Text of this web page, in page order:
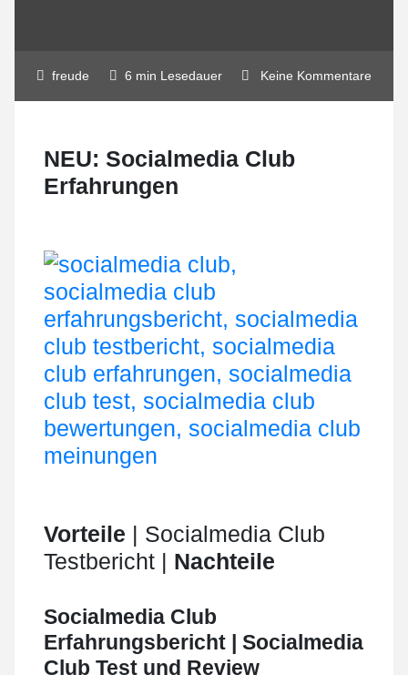
freude 6 min Lesedauer Keine Kommentare
NEU: Socialmedia Club
Erfahrungen
Vorteile | Socialmedia Club
Testbericht | Nachteile
Socialmedia Club
Erfahrungsbericht | Socialmedia
Club Test und Review